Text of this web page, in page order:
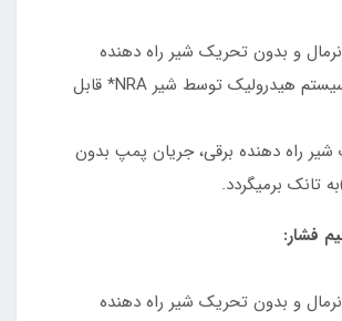
و بدون تحریک شیر راه دهنده
برقی، فشار سیستم هیدرولیک توسط شیر NRA* قابل
شیر راه دهنده برقی، جریان پمپ بدون
تانک برمیگردد.
فشار:
و بدون تحریک شیر راه دهنده